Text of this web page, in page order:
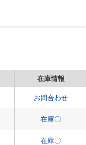
在庫情報
お問合わせ
在庫〇
在庫〇